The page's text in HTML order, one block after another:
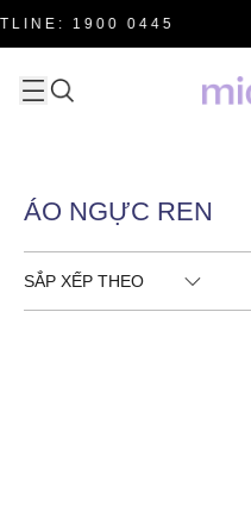
1900 0445
ÁO NGỰC REN
SẮP XẾP THEO